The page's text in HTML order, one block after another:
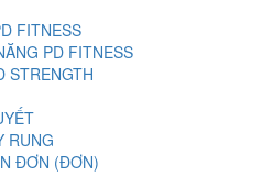
FITNESS
PD FITNESS
STRENGTH
RUNG
ĐƠN (ĐƠN)